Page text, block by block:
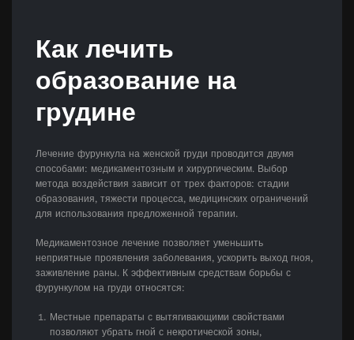
Как лечить
образование на
грудине
Лечение фурункула на женской груди проводится двумя
способами: медикаментозным и хирургическим. Выбор
метода воздействия зависит от трех факторов: стадии
образования, тяжести процесса, медицинских ограничений
для использования предложенной терапии.
Медикаментозное лечение позволяет уменьшить
неприятные проявления заболевания, ускорить выход гноя,
заживление раны. К эффективным средствам борьбы с
фурункулом на груди относятся:
Местные препараты с вытягивающими свойствами
позволяют убрать гной с некротической зоны,